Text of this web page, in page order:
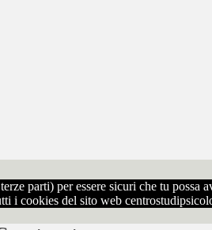
parti) per essere sicuri che tu possa
i cookies del sito web